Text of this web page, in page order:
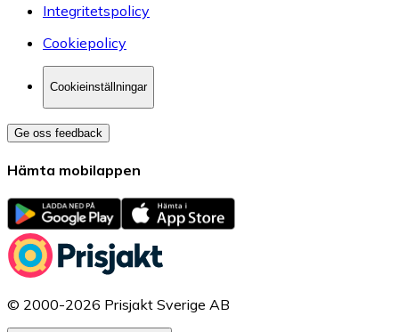
Integritetspolicy
Cookiepolicy
Cookieinställningar
Ge oss feedback
Hämta mobilappen
© 2000-2026 Prisjakt Sverige AB